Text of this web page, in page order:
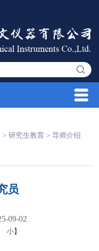
> 研究生教育 > 导师介绍
员
09-02
小】